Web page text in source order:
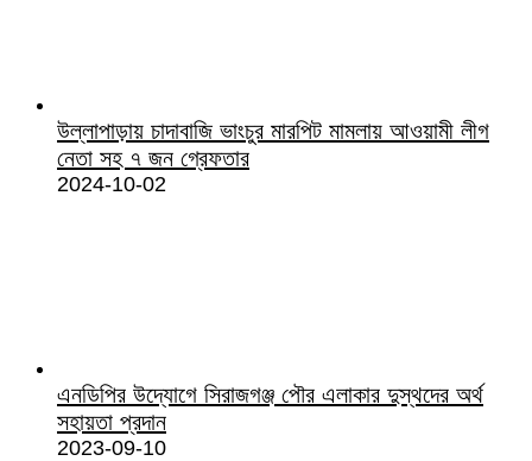
উল্লাপাড়ায় চাদাবাজি ভাংচুর মারপিট মামলায় আওয়ামী লীগ
নেতা সহ ৭ জন গ্রেফতার
2024-10-02
এনডিপির উদ্যোগে সিরাজগঞ্জ পৌর এলাকার দুস্থদের অর্থ
সহায়তা প্রদান
2023-09-10